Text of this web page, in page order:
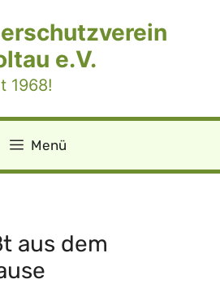
e.V.
1968!
Menü
aus dem